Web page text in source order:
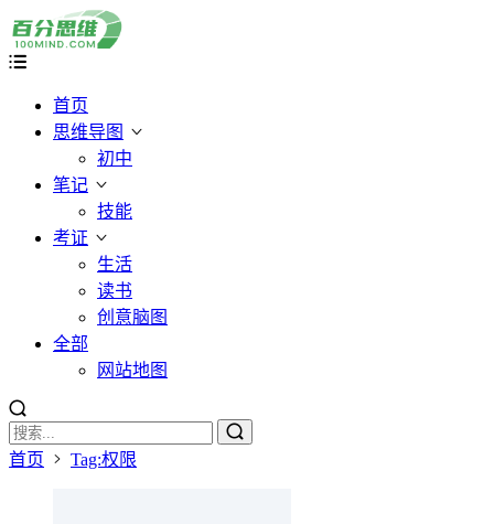
首页
思维导图
初中
笔记
技能
考证
生活
读书
创意脑图
全部
网站地图
首页 Tag:权限